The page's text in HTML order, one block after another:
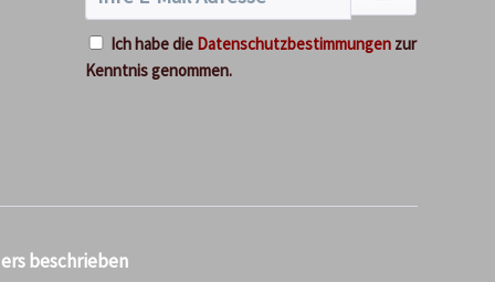
Ich habe die Datenschutzbestimmungen zur
Kenntnis genommen.
beschrieben